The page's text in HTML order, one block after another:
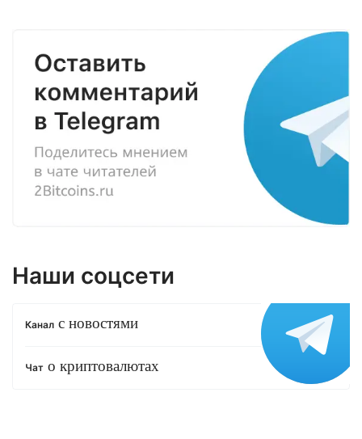
Наши соцсети
Канал с новостями
Чат о криптовалютах